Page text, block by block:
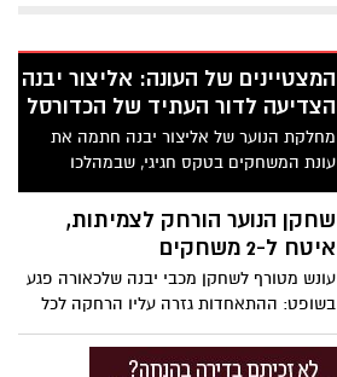
המצטיינים של העונה: אליצור יבנה
הצדיעה לדור העתיד של הכדורסל
מחלקת הנוער של אליצור יבנה חתמה את
עונת המשחקים בטקס חגיגי, שבמהלכו
הוענקו גביעים ותעודות הוקרה לשחקנים
ולשחקניות שהצטיינו לאורך השנה. מדובר
באחת העונות המוצלחות בשנים האחרונות.
עונת 2025/26 הסתיימה עם *ארבע עליות ליגה,
שלוש אליפויות* ושורת הישגים מרשימים בכל
שכבות הגיל, עדות לעבודה המקצועית,
לערכים ולדרך שמובילים את המועדון לאורך
השנים
שחקן הנוער הורחק לצמיתות,
איטח ל-2 משחקים
עונש מטורף לשחקן מכבי יבנה שלכאורה פגע
בשופט: ההתאחדות גזרה עליו הרחקה לכל
החיים. המאמן קיבל קנס של 1000 שקלים
ויורחק משני משחקים